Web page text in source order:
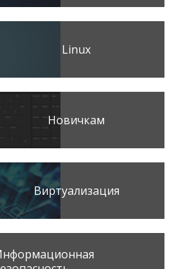
Linux
Новичкам
Виртуализация